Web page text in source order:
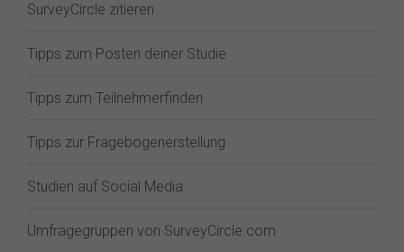
SurveyCircle zitieren
Tipps zum Posten deiner Studie
Tipps zum Teilnehmerfinden
Tipps zur Fragebogenerstellung
Studien auf Social Media
Umfragegruppen von SurveyCircle.com